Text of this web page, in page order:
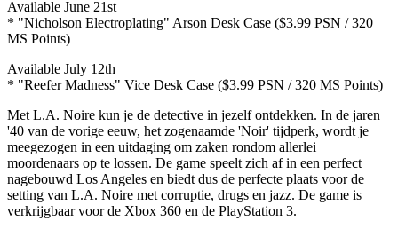
Available June 21st
* "Nicholson Electroplating" Arson Desk Case ($3.99 PSN / 320
MS Points)
Available July 12th
* "Reefer Madness" Vice Desk Case ($3.99 PSN / 320 MS Points)
Met L.A. Noire kun je de detective in jezelf ontdekken. In de jaren
'40 van de vorige eeuw, het zogenaamde 'Noir' tijdperk, wordt je
meegezogen in een uitdaging om zaken rondom allerlei
moordenaars op te lossen. De game speelt zich af in een perfect
nagebouwd Los Angeles en biedt dus de perfecte plaats voor de
setting van L.A. Noire met corruptie, drugs en jazz. De game is
verkrijgbaar voor de Xbox 360 en de PlayStation 3.